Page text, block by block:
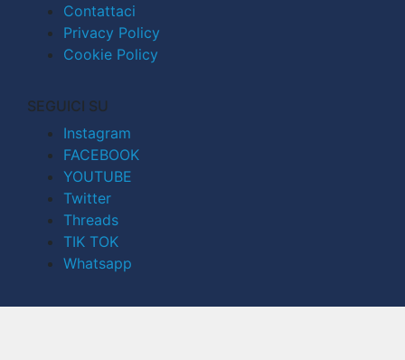
Contattaci
Privacy Policy
Cookie Policy
SEGUICI SU
Instagram
FACEBOOK
YOUTUBE
Twitter
Threads
TIK TOK
Whatsapp